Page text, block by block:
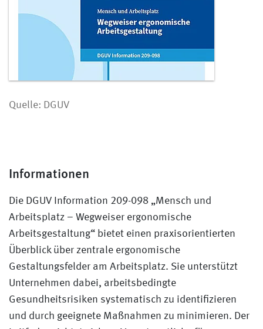
Quelle: DGUV
Informationen
Die DGUV Information 209-098 „Mensch und
Arbeitsplatz – Wegweiser ergonomische
Arbeitsgestaltung“ bietet einen praxisorientierten
Überblick über zentrale ergonomische
Gestaltungsfelder am Arbeitsplatz. Sie unterstützt
Unternehmen dabei, arbeitsbedingte
Gesundheitsrisiken systematisch zu identifizieren
und durch geeignete Maßnahmen zu minimieren. Der